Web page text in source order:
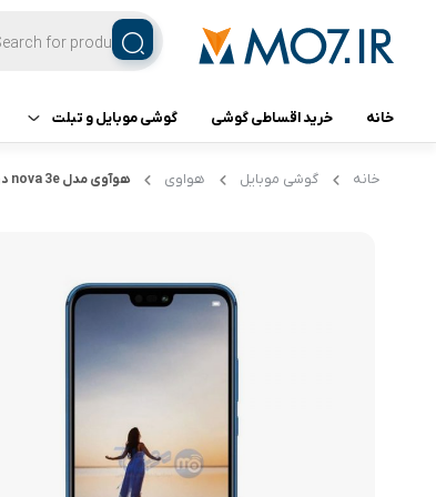
خانه خرید اقساطی گوشی گوشی موبایل و تبلت
تبلت
گوشی سامسونگ
گوشی شیائومی
گوشی ناتینگ فون
گوشی داریا
خانه گوشی موبایل هواوی هوآوی مدل nova 3e دو سیم کارت ( P20 Lite )